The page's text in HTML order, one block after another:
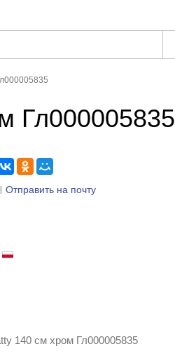
Гл000005835
Отправить на почту
140 см хром Гл000005835